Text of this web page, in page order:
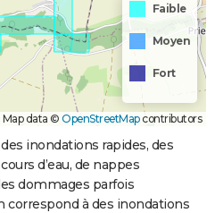
Faible
Moyen
Fort
Map data © OpenStreetMapcontributors
inondations rapides, des
d’eau, de nappes
dommages parfois
à des inondations